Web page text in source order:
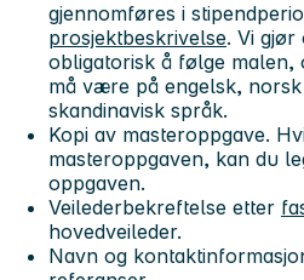
gjennomføres i
prosjektbeskrivelse. Vi gjør
obligatorisk å følge malen,
må være på engelsk,
skandinavisk språk.
Kopi av masteroppgave.
masteroppgaven, kan du
oppgaven.
Veilederbekreftelse etter
hovedveileder.
Navn og